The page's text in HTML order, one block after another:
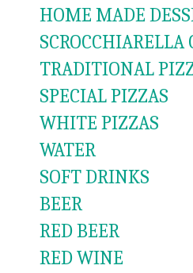
HOME MADE
SCROCCHIARELLA
TRADITIONAL
SPECIAL PIZZAS
WHITE PIZZAS
WATER
SOFT DRINKS
BEER
RED BEER
RED WINE